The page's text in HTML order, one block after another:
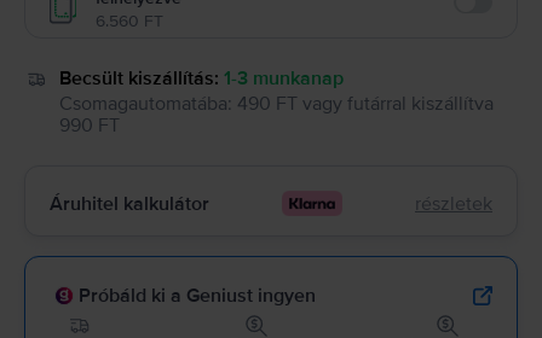
6.560 FT
Becsült kiszállítás: 1-3 munkanap
Csomagautomatába: 490 FT vagy futárral kiszállítva
990 FT
Áruhitel kalkulátor részletek
Próbáld ki a Geniust ingyen